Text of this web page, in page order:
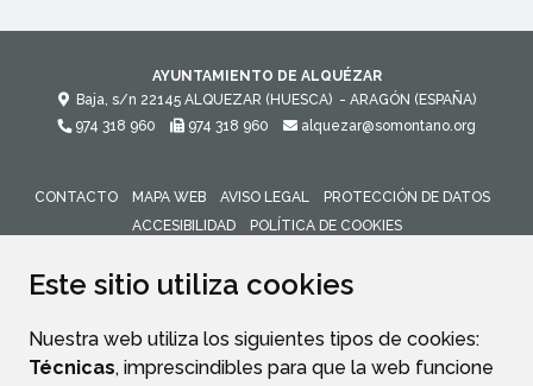
Este sitio utiliza cookies
Nuestra web utiliza los siguientes tipos de cookies:
Técnicas, imprescindibles para que la web funcione
AYUNTAMIENTO DE ALQUÉZAR
Baja, s/n 22145 ALQUEZAR (HUESCA) - ARAGÓN (ESPAÑA)
974 318 960
974 318 960 alquezar@somontano.org
CONTACTO MAPA WEB AVISO LEGAL
PROTECCIÓN DE DATOS
ACCESIBILIDAD
POLÍTICA DE COOKIES